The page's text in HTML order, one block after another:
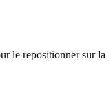
le repositionner sur la